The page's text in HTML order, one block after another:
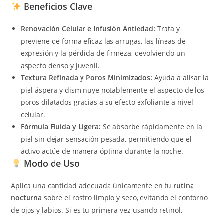
Beneficios Clave
Renovación Celular e Infusión Antiedad: Trata y
previene de forma eficaz las arrugas, las líneas de
expresión y la pérdida de firmeza, devolviendo un
aspecto denso y juvenil.
Textura Refinada y Poros Minimizados: Ayuda a alisar la
piel áspera y disminuye notablemente el aspecto de los
poros dilatados gracias a su efecto exfoliante a nivel
celular.
Fórmula Fluida y Ligera: Se absorbe rápidamente en la
piel sin dejar sensación pesada, permitiendo que el
activo actúe de manera óptima durante la noche.
Modo de Uso
Aplica una cantidad adecuada únicamente en tu rutina
nocturna sobre el rostro limpio y seco, evitando el contorno
de ojos y labios. Si es tu primera vez usando retinol,